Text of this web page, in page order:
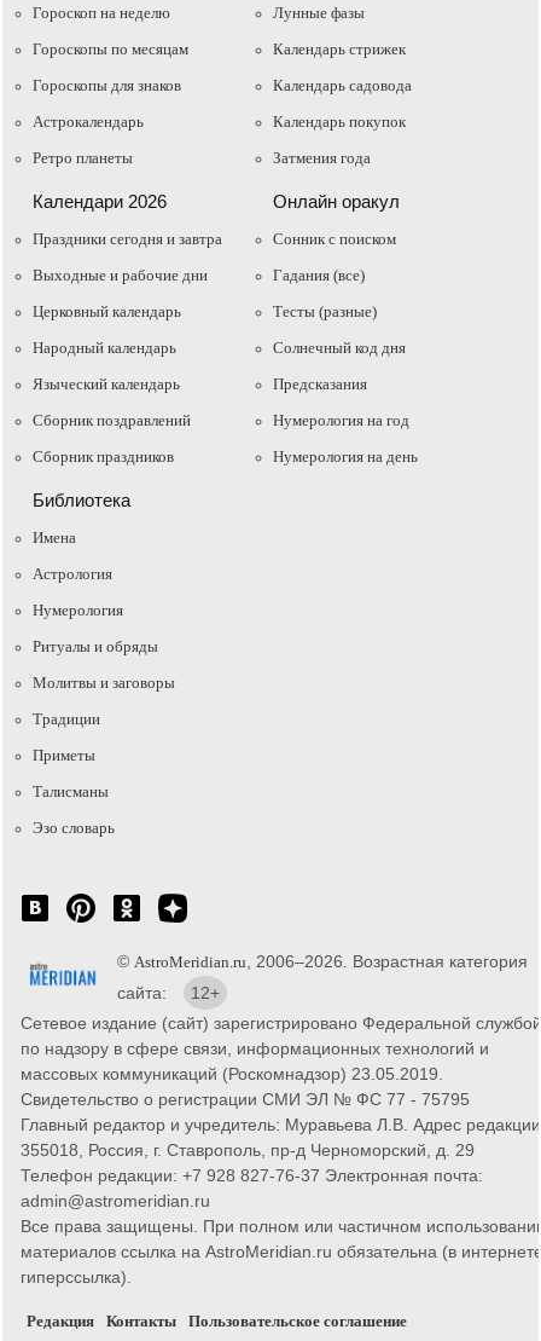
Гороскоп на неделю
Гороскопы по месяцам
Гороскопы для знаков
Астрокалендарь
Ретро планеты
Лунные фазы
Календарь стрижек
Календарь садовода
Календарь покупок
Затмения года
Календари 2026
Праздники сегодня и завтра
Выходные и рабочие дни
Церковный календарь
Народный календарь
Языческий календарь
Сборник поздравлений
Сборник праздников
Онлайн оракул
Cонник с поиском
Гадания (все)
Тесты (разные)
Солнечный код дня
Предсказания
Нумерология на год
Нумерология на день
Библиотека
Имена
Астрология
Нумерология
Ритуалы и обряды
Молитвы и заговоры
Традиции
Приметы
Талисманы
Эзо словарь
© AstroMeridian.ru, 2006–2026. Возрастная категория
сайта:
12+
Сетевое издание (сайт) зарегистрировано Федеральной службой
по надзору в сфере связи, информационных технологий и
массовых коммуникаций (Роскомнадзор) 23.05.2019.
Свидетельство о регистрации СМИ ЭЛ № ФС 77 - 75795
Главный редактор и учредитель: Муравьева Л.В. Адрес
355018, Россия, г. Ставрополь, пр-д Черноморский, д. 29
Телефон редакции: +7 928 827-76-37 Электронная почта:
admin@astromeridian.ru
Все права защищены. При полном или частичном
материалов ссылка на AstroMeridian.ru обязательна (в
гиперссылка).
Редакция Контакты Пользовательское соглашение